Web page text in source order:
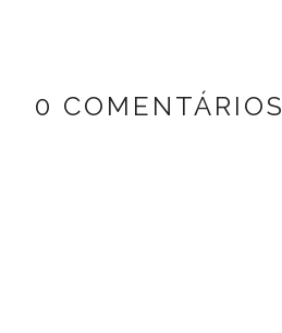
0 COMENTÁRIOS